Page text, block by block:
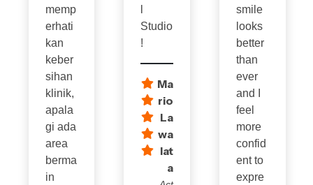
memp
erhati
kan
keber
sihan
klinik,
apala
gi ada
area
berma
in
Studio
!
Ma
rio
La
wa
lat
a
smile
looks
better
than
ever
and I
feel
more
confid
ent to
expre